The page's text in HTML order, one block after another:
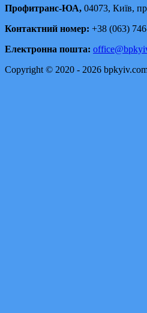
Профитранс-ЮА, 04073, Київ,
Контактний номер: +38 (063)
Електронна пошта:
Copyright © 2020 - 2026